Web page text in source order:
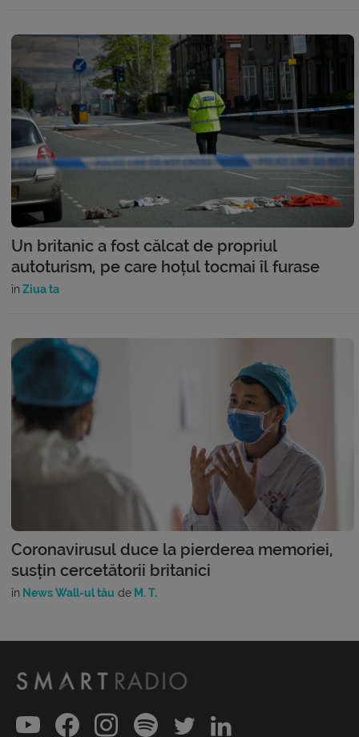
Un britanic a fost călcat de propriul
autoturism, pe care hoțul tocmai îl furase
în Ziua ta
Coronavirusul duce la pierderea memoriei,
susțin cercetătorii britanici
în News Wall-ul tău de M. T.